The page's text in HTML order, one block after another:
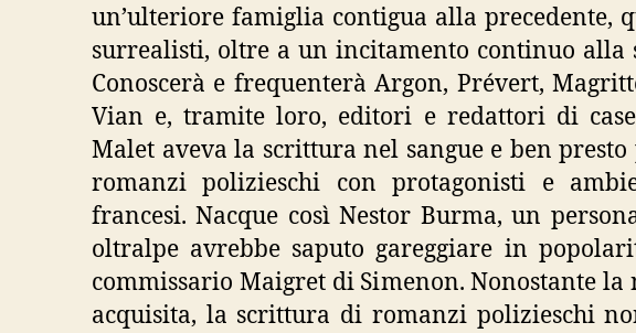
un’ulteriore famiglia contigua alla precedente,
surrealisti, oltre a un incitamento continuo alla
Conoscerà e frequenterà Argon, Prévert,
Vian e, tramite loro, editori e redattori di
Malet aveva la scrittura nel sangue e ben
romanzi polizieschi con protagonisti e
francesi. Nacque così Nestor Burma, un
oltralpe avrebbe saputo gareggiare in
commissario Maigret di Simenon. Nonostante la
acquisita, la scrittura di romanzi polizieschi